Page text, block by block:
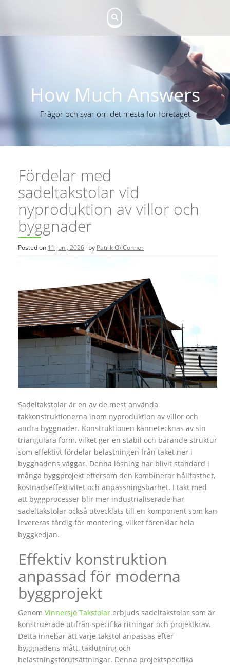
p
n
t
How Much Answers
Frågor och svar om det mesta för företaget
Fördelar med
sadeltakstolar vid
nyproduktion av villor och
byggnader
Posted on 11 juni, 2026 by Patrik O\'Conner
Sadeltakstolar är en av de mest använda
takkonstruktionerna inom nyproduktion av villor och
andra byggnader. Konstruktionen kännetecknas av sin
triangulära form, vilket ger en stabil och bärande struktur
som effektivt fördelar belastningen från taket ner i
byggnadens väggar. Denna lösning har blivit standard i
många byggprojekt eftersom den kombinerar hållfasthet,
kostnadseffektivitet och anpassningsbarhet. I takt med
att byggprocesser blir mer industrialiserade har
sadeltakstolar också utvecklats till en komponent som kan
levereras färdig för montering, vilket förenklar hela
byggkedjan.
Effektiv konstruktion
anpassad för moderna
byggprojekt
Genom Vinnersjö Takstolar erbjuds sadeltakstolar som är
konstruerade utifrån specifika ritningar och projektkrav.
Detta innebär att varje takstol anpassas efter
byggnadens mått, taklutning och
belastningsförutsättningar. Denna projektspecifika